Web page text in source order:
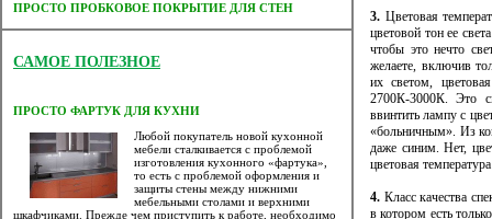
ПРОСТО ПРОБКОВОЕ ПОКРЫТИЕ ДЛЯ СТЕН
САМОЕ ПОЛЕЗНОЕ
ПРОСТО ФАРТУК ДЛЯ КУХНИ
Любой покупатель новой кухонной
мебели сталкивается с проблемой
изготовления кухонного «фартука»,
то есть с проблемой оформления и
защиты стены между нижними
мебельными столами и верхними
шкафчиками. Прежде чем приступить к работе, необходимо
3. Цветовая
цветовой тон ее
чтобы это нечто
желаете, включив
их светом,
2700К-3000К. Это
ввинтить лампу с
«больничным». Из
даже синим. Нет,
цветовая
4. Класс качества
в котором есть